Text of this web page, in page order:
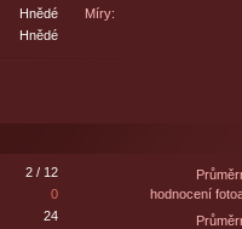
Hnědé
Hnědé
Míry:
2 / 12
0
24
hodnocení